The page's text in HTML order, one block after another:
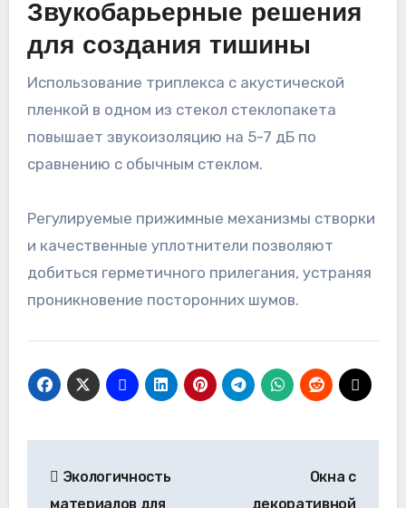
Звукобарьерные решения
для создания тишины
Использование триплекса с акустической
пленкой в одном из стекол стеклопакета
повышает звукоизоляцию на 5-7 дБ по
сравнению с обычным стеклом.
Регулируемые прижимные механизмы створки
и качественные уплотнители позволяют
добиться герметичного прилегания, устраняя
проникновение посторонних шумов.
по
Экологичность
материалов для
Окна с
декоративной